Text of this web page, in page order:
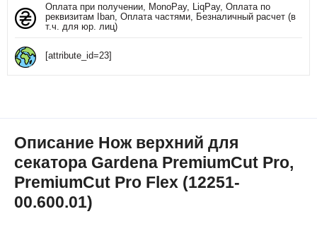
Оплата при получении, MonoPay, LiqPay, Оплата по
реквизитам Iban, Оплата частями, Безналичный расчет (в
т.ч. для юр. лиц)
[attribute_id=23]
Описание Нож верхний для
секатора Gardena PremiumCut Pro,
PremiumCut Pro Flex (12251-
00.600.01)